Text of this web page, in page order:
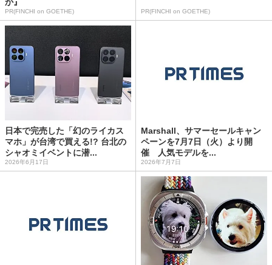
PR(FINCHI on GOETHE) PR(FINCHI on GOETHE)
日本で完売した「幻のライカス
マホ」が台湾で買える!? 台北の
シャオミイベントに潜...
2026年6月17日
Marshall、サマーセールキャン
ペーンを7月7日（火）より開
催 人気モデルを...
2026年7月7日